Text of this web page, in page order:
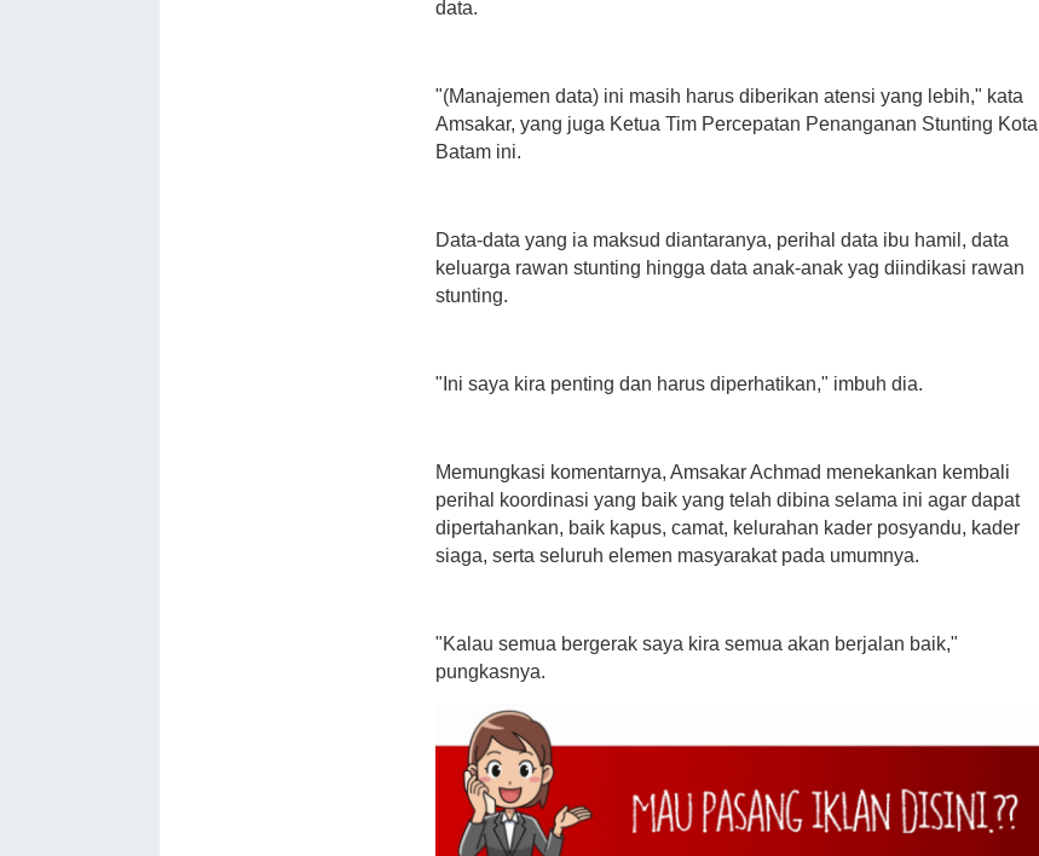
data.
"(Manajemen data) ini masih harus diberikan atensi yang lebih," kata
Amsakar, yang juga Ketua Tim Percepatan Penanganan Stunting Kota
Batam ini.
Data-data yang ia maksud diantaranya, perihal data ibu hamil, data
keluarga rawan stunting hingga data anak-anak yag diindikasi rawan
stunting.
"Ini saya kira penting dan harus diperhatikan," imbuh dia.
Memungkasi komentarnya, Amsakar Achmad menekankan kembali
perihal koordinasi yang baik yang telah dibina selama ini agar dapat
dipertahankan, baik kapus, camat, kelurahan kader posyandu, kader
siaga, serta seluruh elemen masyarakat pada umumnya.
"Kalau semua bergerak saya kira semua akan berjalan baik,"
pungkasnya.